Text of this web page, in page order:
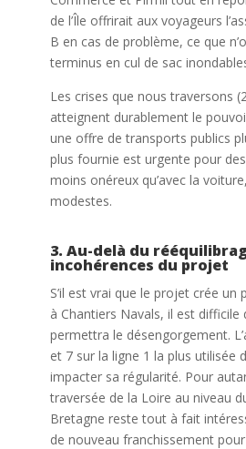
de l’Île offrirait aux voyageurs
B en cas de problème, ce que
terminus en cul de sac
Les crises que nous traversons
atteignent durablement le
une offre de transports publics
plus fournie est urgente pour
moins onéreux qu’avec la
modestes.
3. Au-delà du
incohérences du projet
S’il est vrai que le projet crée un
à Chantiers Navals, il est difficile
permettra le désengorgement.
et 7 sur la ligne 1 la plus utilisée
impacter sa régularité. Pour
traversée de la Loire au niveau
Bretagne reste tout à fait
de nouveau franchissement